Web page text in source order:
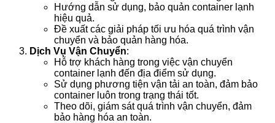
Hướng dẫn sử dụng, bảo quản container lạnh
hiệu quả.
Đề xuất các giải pháp tối ưu hóa quá trình vận
chuyển và bảo quản hàng hóa.
Dịch Vụ Vận Chuyển:
Hỗ trợ khách hàng trong việc vận chuyển
container lạnh đến địa điểm sử dụng.
Sử dụng phương tiện vận tải an toàn, đảm bảo
container luôn trong trạng thái tốt.
Theo dõi, giám sát quá trình vận chuyển, đảm
bảo hàng hóa an toàn.